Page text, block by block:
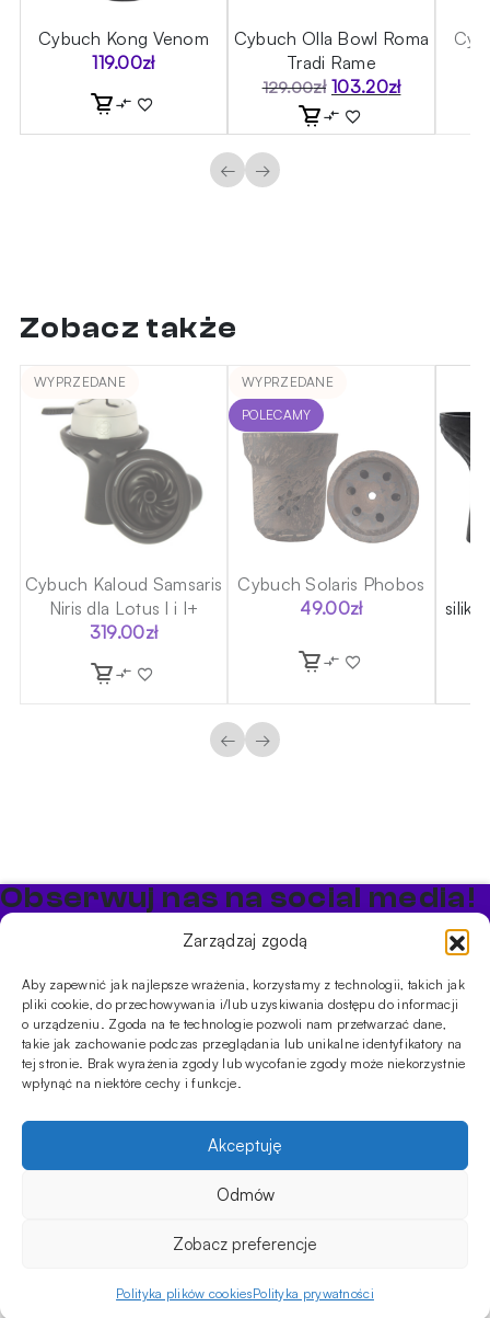
Zarządzaj zgodą
Aby zapewnić jak najlepsze wrażenia, korzystamy z technologii, takich jak
pliki cookie, do przechowywania i/lub uzyskiwania dostępu do informacji
o urządzeniu. Zgoda na te technologie pozwoli nam przetwarzać dane,
takie jak zachowanie podczas przeglądania lub unikalne identyfikatory na
tej stronie. Brak wyrażenia zgody lub wycofanie zgody może niekorzystnie
wpłynąć na niektóre cechy i funkcje.
Akceptuję
Odmów
Zobacz preferencje
Polityka plików cookiesPolityka prywatności
Cybuch Kong Venom
119.00zł
Cybuch Olla Bowl Roma
Tradi Rame
129.00zł Pierwotna
cena
103.20zł
Aktualna
cena
← →
Zobacz także
WYPRZEDANE
Cybuch Kaloud Samsaris
Niris dla Lotus I i I+
319.00zł
WYPRZEDANE
POLECAMY
Cybuch Solaris Phobos
49.00zł
← →
Oblako
Green
Sklep Moje konto
Obserwuj nas na social media!
Bądź na bieżąco z promocjami i nowościami w sklepie
PRODUKTY
ShisheCybuchyTytonie Rozpalanie
INFORMACJE
prywatności
Usługi
Szkolenia Eventy
03-301 Warszawa, Polska
+48 730 010 250